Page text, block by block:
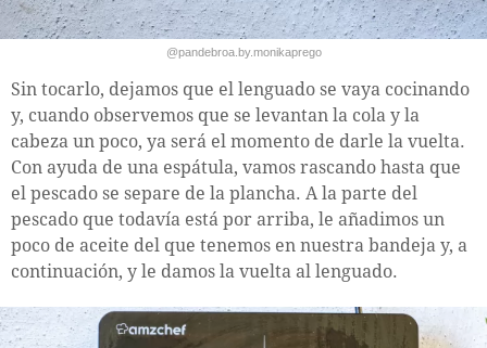
@pandebroa.by.monikaprego
Sin tocarlo, dejamos que el lenguado se vaya cocinando
y, cuando observemos que se levantan la cola y la
cabeza un poco, ya será el momento de darle la vuelta.
Con ayuda de una espátula, vamos rascando hasta que
el pescado se separe de la plancha. A la parte del
pescado que todavía está por arriba, le añadimos un
poco de aceite del que tenemos en nuestra bandeja y, a
continuación, y le damos la vuelta al lenguado.